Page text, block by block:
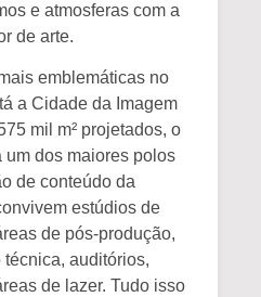
e atmosferas com a
de arte.
emblemáticas no
a Cidade da Imagem
mil m² projetados, o
dos maiores polos
de conteúdo da
estúdios de
de pós-produção,
auditórios,
de lazer. Tudo isso